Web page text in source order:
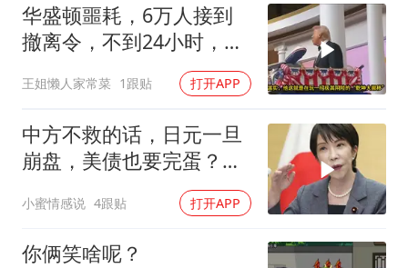
华盛顿噩耗，6万人接到
撤离令，不到24小时，特
王姐懒人家常菜 1跟贴 打开APP
中方不救的话，日元一旦
崩盘，美债也要完蛋？最
小蜜情感说 4跟贴 打开APP
你俩笑啥呢？